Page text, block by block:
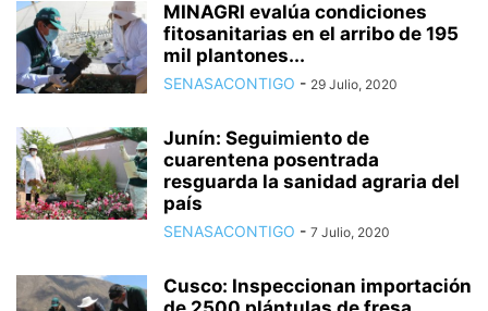
MINAGRI evalúa condiciones
fitosanitarias en el arribo de 195
mil plantones...
SENASACONTIGO - 29 Julio, 2020
Junín: Seguimiento de
cuarentena posentrada
resguarda la sanidad agraria del
país
SENASACONTIGO - 7 Julio, 2020
Cusco: Inspeccionan importación